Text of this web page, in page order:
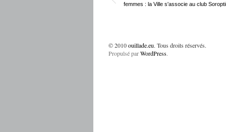
femmes : la Ville s'associe au club
© 2010ouillade.eu. Tous droits réservés.
Propulsé parWordPress.